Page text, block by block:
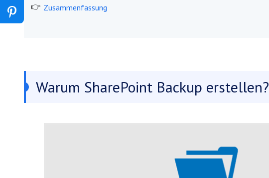
Zusammenfassung
Warum SharePoint Backup erstellen?